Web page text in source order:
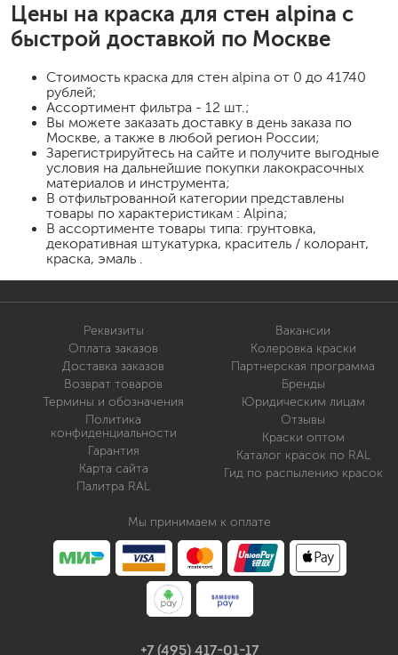
Цены на краска для стен alpina с
быстрой доставкой по Москве
Стоимость краска для стен alpina от 0 до 41740
рублей;
Ассортимент фильтра - 12 шт.;
Вы можете заказать доставку в день заказа по
Москве, а также в любой регион России;
Зарегистрируйтесь на сайте и получите выгодные
условия на дальнейшие покупки лакокрасочных
материалов и инструмента;
В отфильтрованной категории представлены
товары по характеристикам : Alpina;
В ассортименте товары типа: грунтовка,
декоративная штукатурка, краситель / колорант,
краска, эмаль .
Реквизиты
Оплата заказов
Доставка заказов
Возврат товаров
Термины и обозначения
Политика
конфиденциальности
Гарантия
Карта сайта
Палитра RAL
Вакансии
Колеровка краски
Партнерская программа
Бренды
Юридическим лицам
Отзывы
Краски оптом
Каталог красок по RAL
Гид по распылению красок
Мы принимаем к оплате
+7 (495) 417-01-17